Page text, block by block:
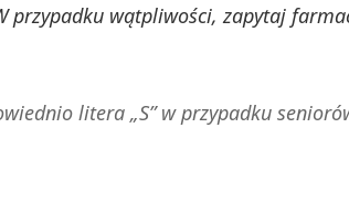
przypadku wątpliwości, zapytaj
litera „S” w przypadku